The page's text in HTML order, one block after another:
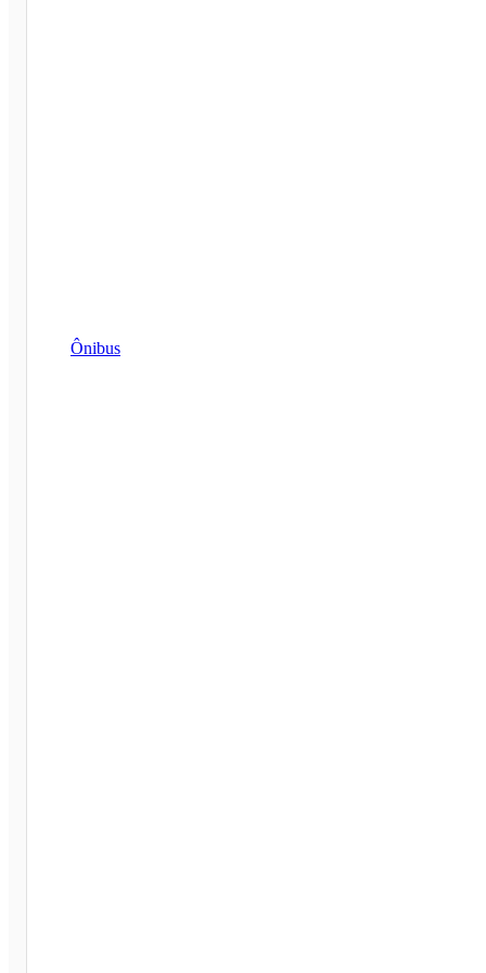
Ônibus